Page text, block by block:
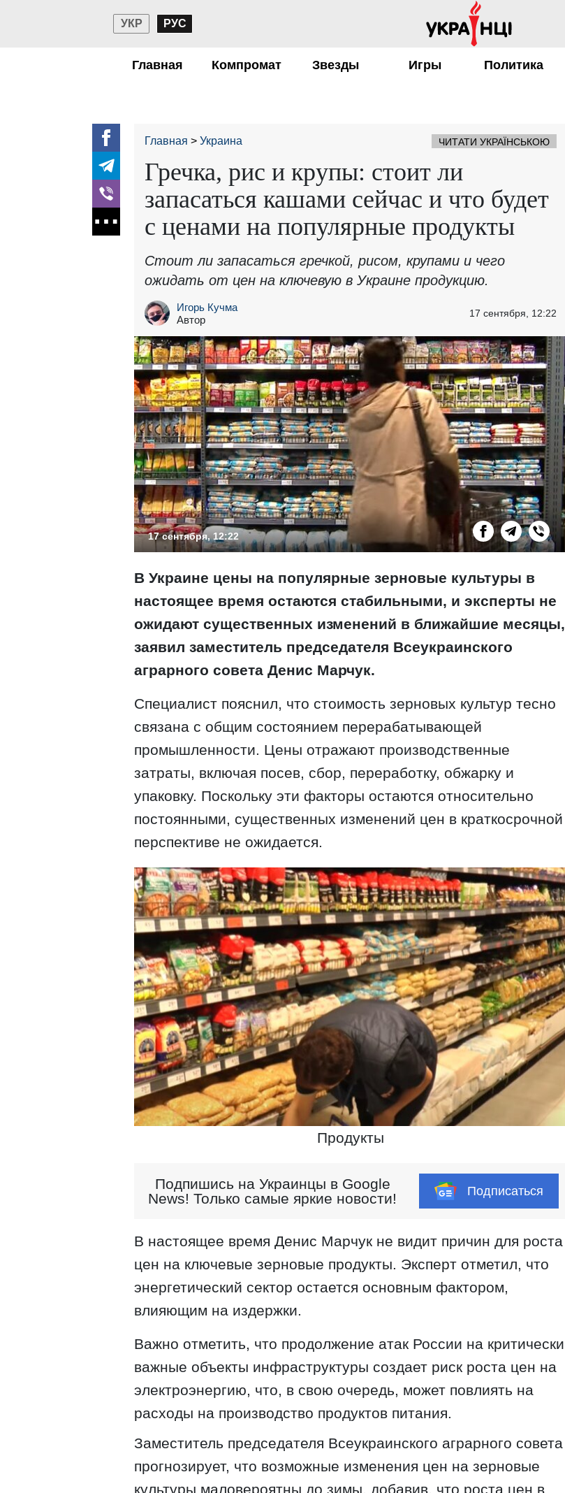
УКР РУС
Главная Компромат Звезды Игры Политика
Главная Украина ЧИТАТИ УКРАЇНСЬКОЮ
Гречка, рис и крупы: стоит ли
запасаться кашами сейчас и что будет
с ценами на популярные продукты
Стоит ли запасаться гречкой, рисом, крупами и чего
ожидать от цен на ключевую в Украине продукцию.
Игорь Кучма
Автор
17 сентября, 12:22
17 сентября, 12:22
В Украине цены на популярные зерновые культуры в
настоящее время остаются стабильными, и эксперты не
ожидают существенных изменений в ближайшие месяцы,
заявил заместитель председателя Всеукраинского
аграрного совета Денис Марчук.
Специалист пояснил, что стоимость зерновых культур тесно
связана с общим состоянием перерабатывающей
промышленности. Цены отражают производственные
затраты, включая посев, сбор, переработку, обжарку и
упаковку. Поскольку эти факторы остаются относительно
постоянными, существенных изменений цен в краткосрочной
перспективе не ожидается.
Продукты
Подпишись на Украинцы в Google
News! Только самые яркие новости!
Подписаться
В настоящее время Денис Марчук не видит причин для роста
цен на ключевые зерновые продукты. Эксперт отметил, что
энергетический сектор остается основным фактором,
влияющим на издержки.
Важно отметить, что продолжение атак России на критически
важные объекты инфраструктуры создает риск роста цен на
электроэнергию, что, в свою очередь, может повлиять на
расходы на производство продуктов питания.
Заместитель председателя Всеукраинского аграрного совета
прогнозирует, что возможные изменения цен на зерновые
культуры маловероятны до зимы, добавив, что роста цен в